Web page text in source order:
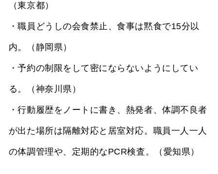
（東京都）
・職員どうしの会食禁止、食事は黙食で15分以
内。（静岡県）
・予約の制限をして密にならないようにしてい
る。（神奈川県）
・行動履歴をノートに書き、熱発者、体調不良者
が出た場所は隔離対応と居室対応。職員一人一人
の体調管理や、定期的なPCR検査。（愛知県）